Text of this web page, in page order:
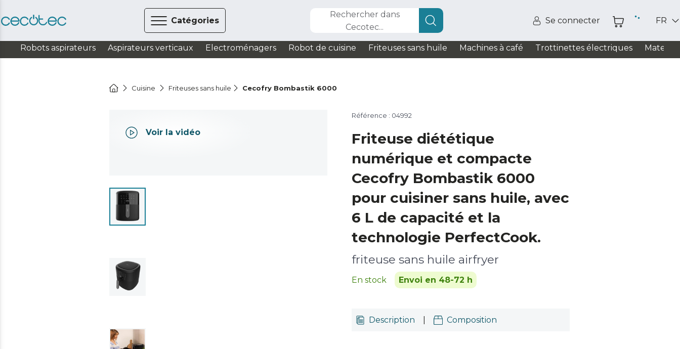
Catégories
Rechercher dans
Cecotec...
Se connecter FR
Robots aspirateurs Aspirateurs verticaux Electroménagers Robot de cuisine Friteuses sans huile Machines à café Trottinettes électriques Matelas
Cuisine Friteuses sans huile Cecofry Bombastik 6000
Voir la vidéo
Référence : 04992
Friteuse diététique
numérique et compacte
Cecofry Bombastik 6000
pour cuisiner sans huile, avec
6 L de capacité et la
technologie PerfectCook.
friteuse sans huile airfryer
En stock Envoi en 48-72 h
Description Composition